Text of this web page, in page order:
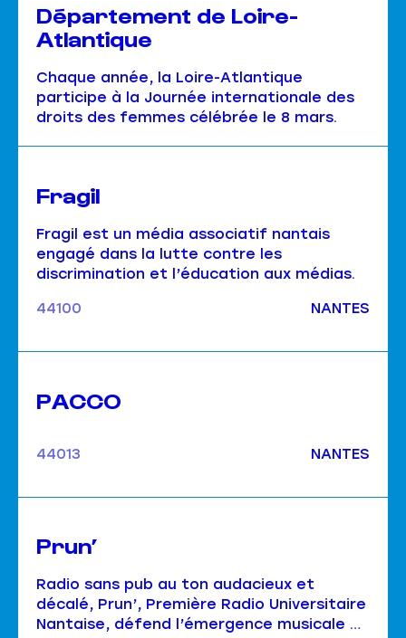
Département de Loire-
Atlantique
Chaque année, la Loire-Atlantique
participe à la Journée internationale des
droits des femmes célébrée le 8 mars.
Fragil
Fragil est un média associatif nantais
engagé dans la lutte contre les
discrimination et l’éducation aux médias.
44100
NANTES
PACCO
44013 NANTES
Prun’
Radio sans pub au ton audacieux et
décalé, Prun’, Première Radio Universitaire
Nantaise, défend l’émergence musicale et